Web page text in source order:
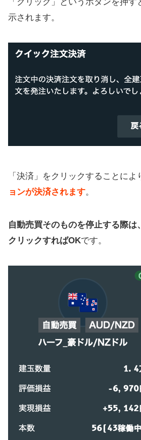
示されます。
「決済」をクリックすることによ
ョンが決済されます。
自動売買そのものを停止する際は
クリックすればOKです。